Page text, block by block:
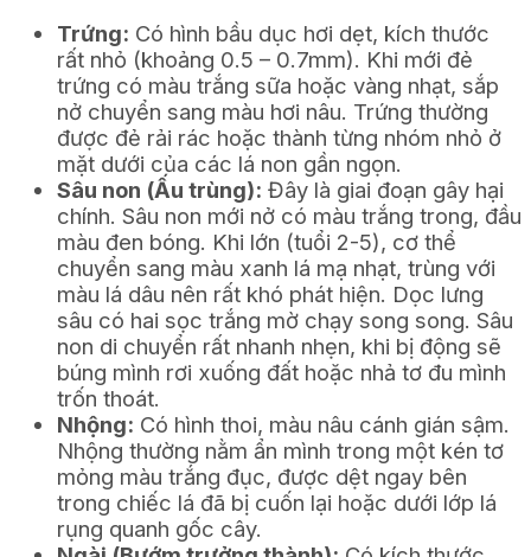
Trứng: Có hình bầu dục hơi dẹt, kích thước
rất nhỏ (khoảng 0.5 – 0.7mm). Khi mới đẻ
trứng có màu trắng sữa hoặc vàng nhạt, sắp
nở chuyển sang màu hơi nâu. Trứng thường
được đẻ rải rác hoặc thành từng nhóm nhỏ ở
mặt dưới của các lá non gần ngọn.
Sâu non (Ấu trùng): Đây là giai đoạn gây hại
chính. Sâu non mới nở có màu trắng trong, đầu
màu đen bóng. Khi lớn (tuổi 2-5), cơ thể
chuyển sang màu xanh lá mạ nhạt, trùng với
màu lá dâu nên rất khó phát hiện. Dọc lưng
sâu có hai sọc trắng mờ chạy song song. Sâu
non di chuyển rất nhanh nhẹn, khi bị động sẽ
búng mình rơi xuống đất hoặc nhả tơ đu mình
trốn thoát.
Nhộng: Có hình thoi, màu nâu cánh gián sậm.
Nhộng thường nằm ẩn mình trong một kén tơ
mỏng màu trắng đục, được dệt ngay bên
trong chiếc lá đã bị cuốn lại hoặc dưới lớp lá
rụng quanh gốc cây.